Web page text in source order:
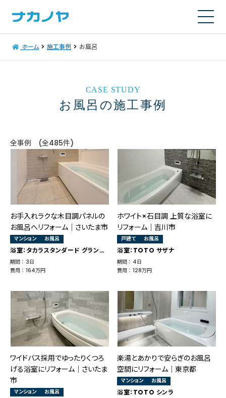
ホーム 施工事例 お風呂
CASE STUDY
お風呂の施工事例
全事例 (全485件)
お手入れラクな木目調パネルの
お風呂へリフォーム｜さいたま市
マンション お風呂
浴室：タカラスタンダード グランスパ
期間 ： 3日
費用 ： 164万円
ホワイト×石目調 上質な浴室に
リフォーム｜吉川市
戸建て お風呂
浴室：TOTO サザナ
期間 ： 4日
費用 ： 128万円
ワイドバス採用でゆったりくつろ
げる浴室にリフォーム｜さいたま
市
マンション お風呂
楽湯とあかりで安らぎのお風呂
空間にリフォーム｜東京都
マンション お風呂
浴室：TOTO シンラ